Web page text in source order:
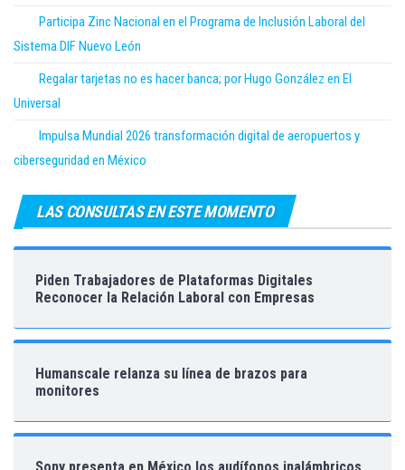
Participa Zinc Nacional en el Programa de Inclusión Laboral del
Sistema DIF Nuevo León
Regalar tarjetas no es hacer banca; por Hugo González en El
Universal
Impulsa Mundial 2026 transformación digital de aeropuertos y
ciberseguridad en México
LAS CONSULTAS EN ESTE MOMENTO
Piden Trabajadores de Plataformas Digitales
Reconocer la Relación Laboral con Empresas
Humanscale relanza su línea de brazos para
monitores